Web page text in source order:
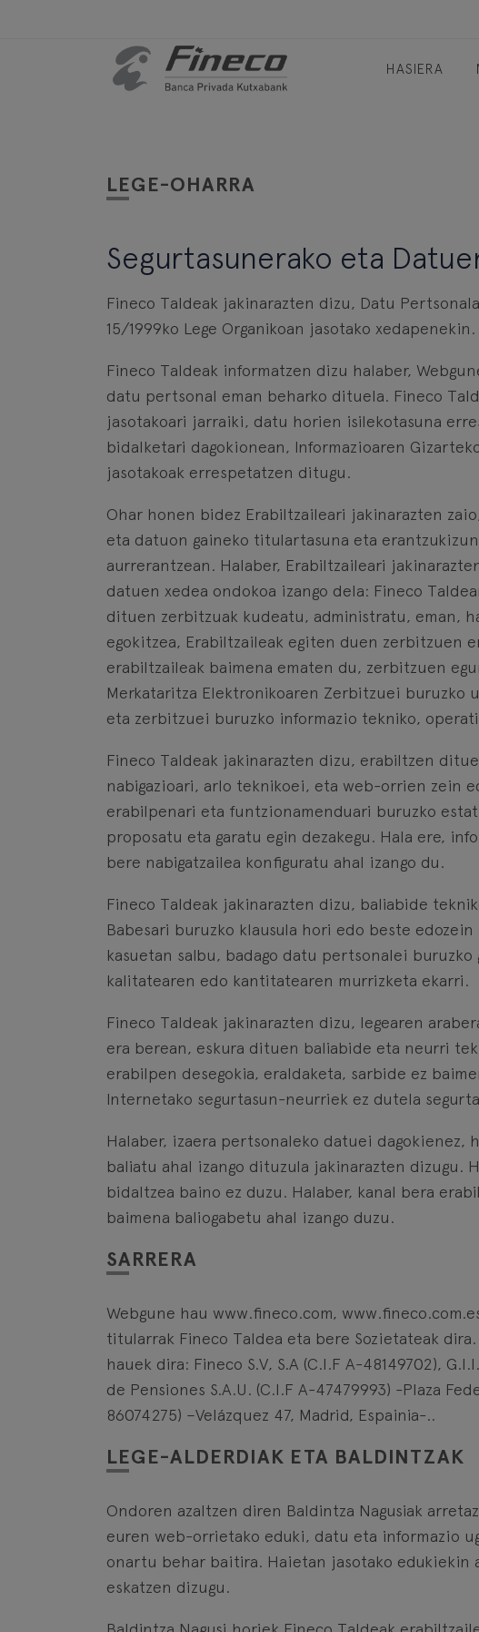
HASIERA
LEGE-OHARRA
Segurtasunerako eta
Fineco Taldeak jakinarazten dizu, Datu
15/1999ko Lege Organikoan jasotako xedapenekin.
Fineco Taldeak informatzen dizu halaber,
datu pertsonal eman beharko dituela. Fineco
jasotakoari jarraiki, datu horien isilekotasuna
bidalketari dagokionean, Informazioaren
jasotakoak errespetatzen ditugu.
Ohar honen bidez Erabiltzaileari jakinarazten
eta datuon gaineko titulartasuna eta
aurrerantzean. Halaber, Erabiltzaileari
datuen xedea ondokoa izango dela: Fineco
dituen zerbitzuak kudeatu, administratu, eman,
egokitzea, Erabiltzaileak egiten duen zerbitzuen
erabiltzaileak baimena ematen du, zerbitzuen
Merkataritza Elektronikoaren Zerbitzuei buruzko
eta zerbitzuei buruzko informazio tekniko,
Fineco Taldeak jakinarazten dizu, erabiltzen
nabigazioari, arlo teknikoei, eta web-orrien zein
erabilpenari eta funtzionamenduari buruzko
proposatu eta garatu egin dezakegu. Hala ere,
bere nabigatzailea konfiguratu ahal izango du.
Fineco Taldeak jakinarazten dizu, baliabide
Babesari buruzko klausula hori edo beste
kasuetan salbu, badago datu pertsonalei
kalitatearen edo kantitatearen murrizketa ekarri.
Fineco Taldeak jakinarazten dizu, legearen
era berean, eskura dituen baliabide eta neurri
erabilpen desegokia, eraldaketa, sarbide ez
Internetako segurtasun-neurriek ez dutela
Halaber, izaera pertsonaleko datuei dagokienez,
baliatu ahal izango dituzula jakinarazten dizugu.
bidaltzea baino ez duzu. Halaber, kanal bera
baimena baliogabetu ahal izango duzu.
SARRERA
Webgune hau www.fineco.com,
titularrak Fineco Taldea eta bere Sozietateak
hauek dira: Fineco S.V, S.A (C.I.F A-48149702),
de Pensiones S.A.U. (C.I.F A-47479993) -Plaza
86074275) –Velázquez 47, Madrid, Espainia-..
LEGE-ALDERDIAK ETA BALDINTZAK
Ondoren azaltzen diren Baldintza Nagusiak
euren web-orrietako eduki, datu eta informazio
onartu behar baitira. Haietan jasotako edukiekin
eskatzen dizugu.